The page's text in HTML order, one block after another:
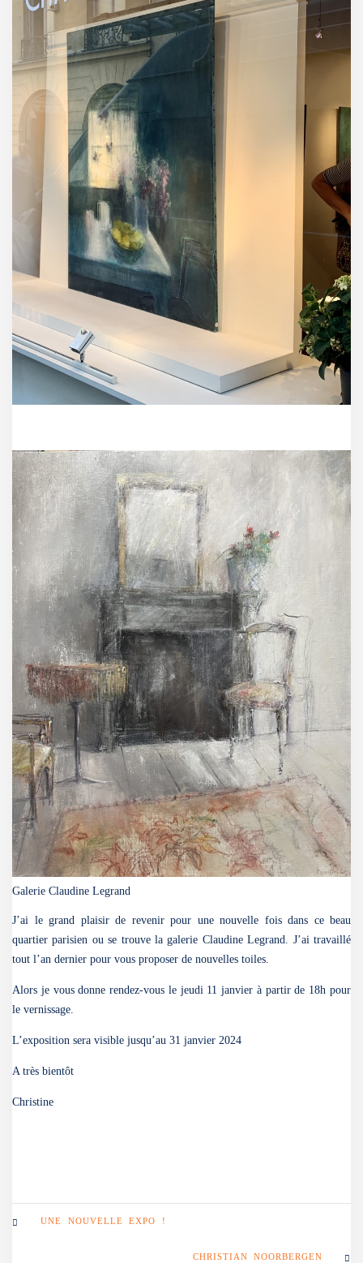
Galerie Claudine Legrand
J’ai le grand plaisir de revenir pour une nouvelle fois dans ce beau
quartier parisien ou se trouve la galerie Claudine Legrand. J’ai travaillé
tout l’an dernier pour vous proposer de nouvelles toiles.
Alors je vous donne rendez-vous le jeudi 11 janvier à partir de 18h pour
le vernissage.
L’exposition sera visible jusqu’au 31 janvier 2024
A très bientôt
Christine
UNE NOUVELLE EXPO !
CHRISTIAN NOORBERGEN